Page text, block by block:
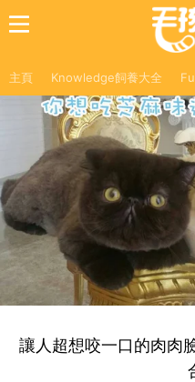
主頁 Knowledge飼養大全
讓人超想咬一口的肉肉